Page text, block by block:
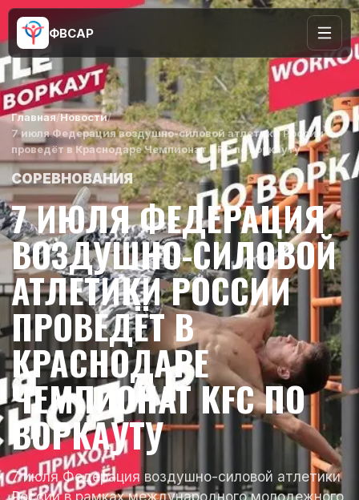
ФВСАР
Главная/Новости/
7 июля Федерация воздушно-силовой атлетики России
проведёт в Краснодаре Чемпионат KFC по воркауту
СОРЕВНОВАНИЯ
7 ИЮЛЯ ФЕДЕРАЦИЯ
ВОЗДУШНО-СИЛОВОЙ
АТЛЕТИКИ РОССИИ
ПРОВЕДЁТ В
КРАСНОДАРЕ
ЧЕМПИОНАТ KFC ПО
ВОРКАУТУ
7 июля Федерация воздушно-силовой атлетики
России в рамках международного молодежного